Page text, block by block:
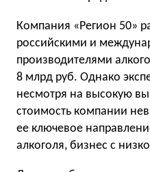
Компания «Регион 50»
российскими и
производителями
8 млрд руб. Однако
несмотря на высокую
стоимость компании
ее ключевое
алкоголя, бизнес с